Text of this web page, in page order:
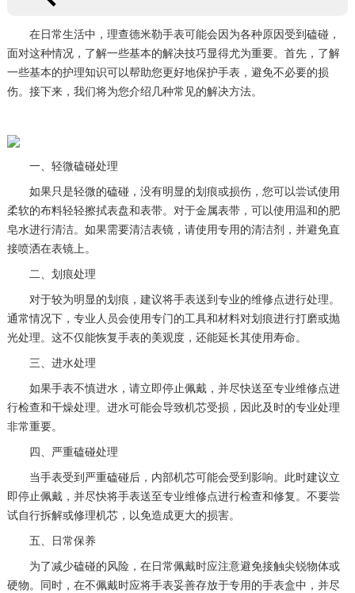
在日常生活中，理查德米勒手表可能会因为各种原因受到磕碰，
面对这种情况，了解一些基本的解决技巧显得尤为重要。首先，了解
一些基本的护理知识可以帮助您更好地保护手表，避免不必要的损
伤。接下来，我们将为您介绍几种常见的解决方法。
一、轻微磕碰处理
如果只是轻微的磕碰，没有明显的划痕或损伤，您可以尝试使用
柔软的布料轻轻擦拭表盘和表带。对于金属表带，可以使用温和的肥
皂水进行清洁。如果需要清洁表镜，请使用专用的清洁剂，并避免直
接喷洒在表镜上。
二、划痕处理
对于较为明显的划痕，建议将手表送到专业的维修点进行处理。
通常情况下，专业人员会使用专门的工具和材料对划痕进行打磨或抛
光处理。这不仅能恢复手表的美观度，还能延长其使用寿命。
三、进水处理
如果手表不慎进水，请立即停止佩戴，并尽快送至专业维修点进
行检查和干燥处理。进水可能会导致机芯受损，因此及时的专业处理
非常重要。
四、严重磕碰处理
当手表受到严重磕碰后，内部机芯可能会受到影响。此时建议立
即停止佩戴，并尽快将手表送至专业维修点进行检查和修复。不要尝
试自行拆解或修理机芯，以免造成更大的损害。
五、日常保养
为了减少磕碰的风险，在日常佩戴时应注意避免接触尖锐物体或
硬物。同时，在不佩戴时应将手表妥善存放于专用的手表盒中，并尽